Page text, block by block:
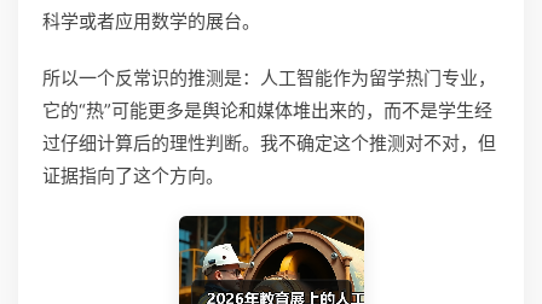
科学或者应用数学的展台。
所以一个反常识的推测是：人工智能作为留学热门专业，
它的“热”可能更多是舆论和媒体堆出来的，而不是学生经
过仔细计算后的理性判断。我不确定这个推测对不对，但
证据指向了这个方向。